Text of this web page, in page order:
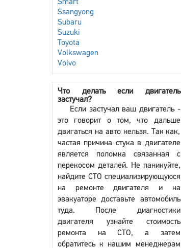
Smart
Ssangyong
Subaru
Suzuki
Toyota
Volkswagen
Volvo
Что делать если двигатель
застучал?
Если застучал ваш двигатель -
это говорит о том, что дальше
двигаться на авто нельзя. Так как,
частая причина стука в двигателе
является поломка связанная с
перекосом деталей. Не паникуйте,
найдите СТО специализирующуюся
на ремонте двигателя и на
эвакуаторе доставьте автомобиль
туда. После диагностики
двигателя узнайте стоимость
ремонта на СТО, а затем
обратитесь к нашим менеджерам